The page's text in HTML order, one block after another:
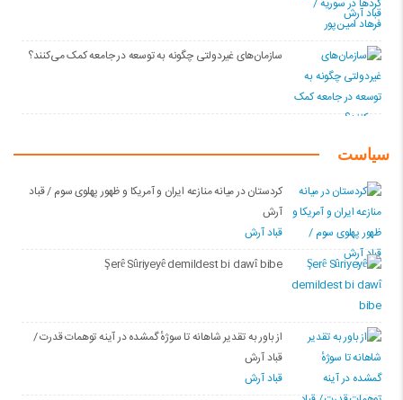
سازمان‌های غیردولتی چگونه به توسعه در جامعه کمک می‌کنند؟
سیاست
کردستان در میانه منازعە ایران و آمریکا و ظهور پهلوی سوم / قباد
آرش
قباد آرش
Şerê Sûriyeyê demildest bi dawî bibe
از باور بە تقدیر شاهانه تا سوژهٔ گمشده در آینه توهمات قدرت /
قباد آرش
قباد آرش